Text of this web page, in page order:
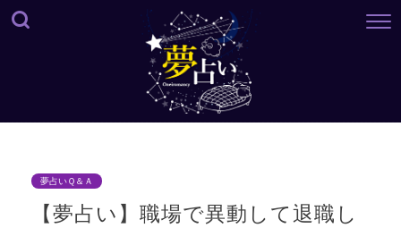
夢占いＱ＆Ａ
【夢占い】職場で異動して退職し